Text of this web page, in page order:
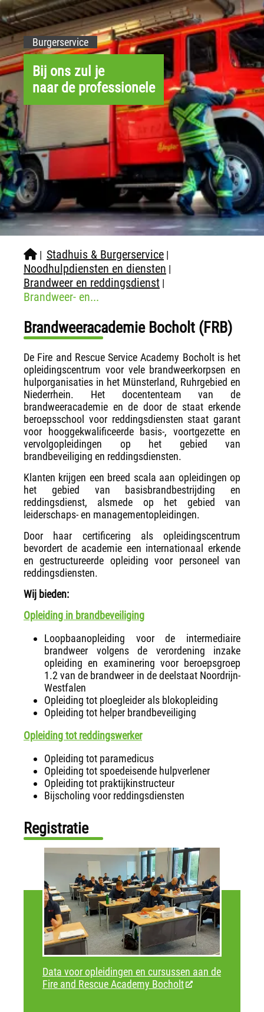
Burgerservice
Bij ons zul je
naar de professionele
| Stadhuis & Burgerservice |
Noodhulpdiensten en diensten |
Brandweer en reddingsdienst |
Brandweer- en...
Brandweeracademie Bocholt (FRB)
De Fire and Rescue Service Academy Bocholt is het
opleidingscentrum voor vele brandweerkorpsen en
hulporganisaties in het Münsterland, Ruhrgebied en
Niederrhein. Het docententeam van de
brandweeracademie en de door de staat erkende
beroepsschool voor reddingsdiensten staat garant
voor hooggekwalificeerde basis-, voortgezette en
vervolgopleidingen op het gebied van
brandbeveiliging en reddingsdiensten.
Klanten krijgen een breed scala aan opleidingen op
het gebied van basisbrandbestrijding en
reddingsdienst, alsmede op het gebied van
leiderschaps- en managementopleidingen.
Door haar certificering als opleidingscentrum
bevordert de academie een internationaal erkende
en gestructureerde opleiding voor personeel van
reddingsdiensten.
Wij bieden:
Opleiding in brandbeveiliging
Loopbaanopleiding voor de intermediaire
brandweer volgens de verordening inzake
opleiding en examinering voor beroepsgroep
1.2 van de brandweer in de deelstaat Noordrijn-
Westfalen
Opleiding tot ploegleider als blokopleiding
Opleiding tot helper brandbeveiliging
Opleiding tot reddingswerker
Opleiding tot paramedicus
Opleiding tot spoedeisende hulpverlener
Opleiding tot praktijkinstructeur
Bijscholing voor reddingsdiensten
Registratie
Data voor opleidingen en cursussen aan de
Fire and Rescue Academy Bocholt